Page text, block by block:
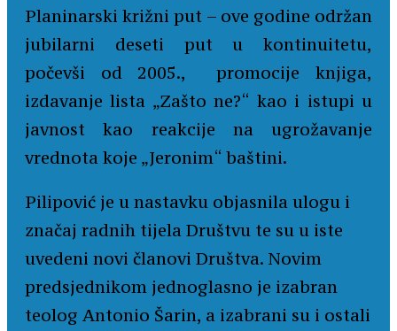
Planinarski križni put – ove godine održan
jubilarni deseti put u kontinuitetu,
počevši od 2005., promocije knjiga,
izdavanje lista „Zašto ne?“ kao i istupi u
javnost kao reakcije na ugrožavanje
vrednota koje „Jeronim“ baštini.
Pilipović je u nastavku objasnila ulogu i
značaj radnih tijela Društvu te su u iste
uvedeni novi članovi Društva. Novim
predsjednikom jednoglasno je izabran
teolog Antonio Šarin, a izabrani su i ostali